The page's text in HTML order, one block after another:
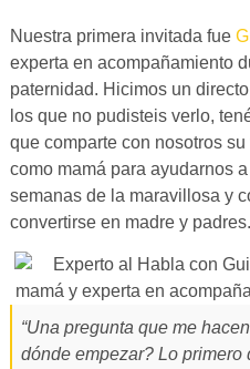
Nuestra primera invitada fue
experta en acompañamiento
paternidad. Hicimos un
los que no pudisteis verlo,
que comparte con nosotros
como mamá para ayudarnos
semanas de la maravillosa y
convertirse en madre y padres.
“Una pregunta que me
dónde empezar? Lo